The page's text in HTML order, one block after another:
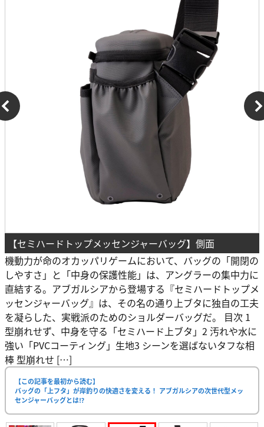
【セミハードトップメッセンジャーバッグ】側面
機動力が命のオカッパリゲームにおいて、バッグの「開閉の
しやすさ」と「中身の保護性能」は、アングラーの集中力に
直結する。アブガルシアから登場する『セミハードトップメ
ッセンジャーバッグ』は、その名の通り上ブタに独自の工夫
を凝らした、実戦派のためのショルダーバッグだ。 目次 1
型崩れせず、中身を守る「セミハード上ブタ」2 汚れや水に
強い「PVCコーティング」生地3 シーンを選ばないタフな相
棒 型崩れせ […]
【この記事を最初から読む】
バッグの「上フタ」が岸釣りの快適さを変える！ アブガルシアの次世代型メッ
センジャーバッグとは⁉